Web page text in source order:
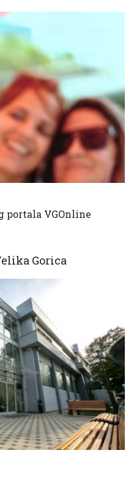
portala VGOnline
Gorica